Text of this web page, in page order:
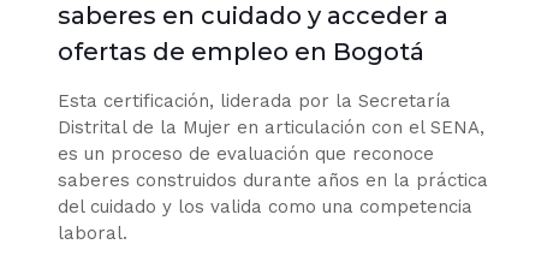
saberes en cuidado y acceder a
ofertas de empleo en Bogotá
Esta certificación, liderada por la Secretaría
Distrital de la Mujer en articulación con el SENA,
es un proceso de evaluación que reconoce
saberes construidos durante años en la práctica
del cuidado y los valida como una competencia
laboral.